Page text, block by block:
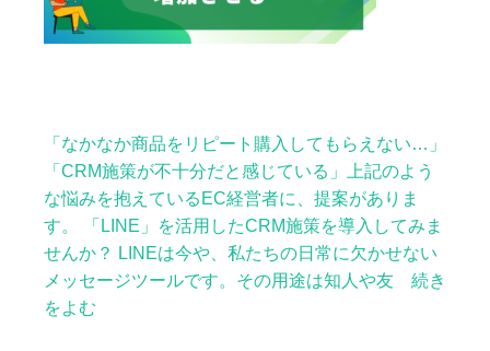
「なかなか商品をリピート購入してもらえない…」
「CRM施策が不十分だと感じている」上記のよう
な悩みを抱えているEC経営者に、提案がありま
す。 「LINE」を活用したCRM施策を導入してみま
せんか？ LINEは今や、私たちの日常に欠かせない
メッセージツールです。その用途は知人や友 続き
をよむ